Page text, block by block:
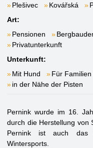
Plešivec
Kovářská
Art:
Pensionen
Privatunterkunft
Unterkunft:
Mit Hund
Für
in der Nähe der Pisten
Pernink wurde im 16.
durch die Herstellung von
Pernink ist auch das
Wintersports.